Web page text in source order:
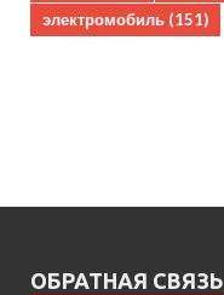
электромобиль (151)
ОБРАТНАЯ СВЯЗЬ